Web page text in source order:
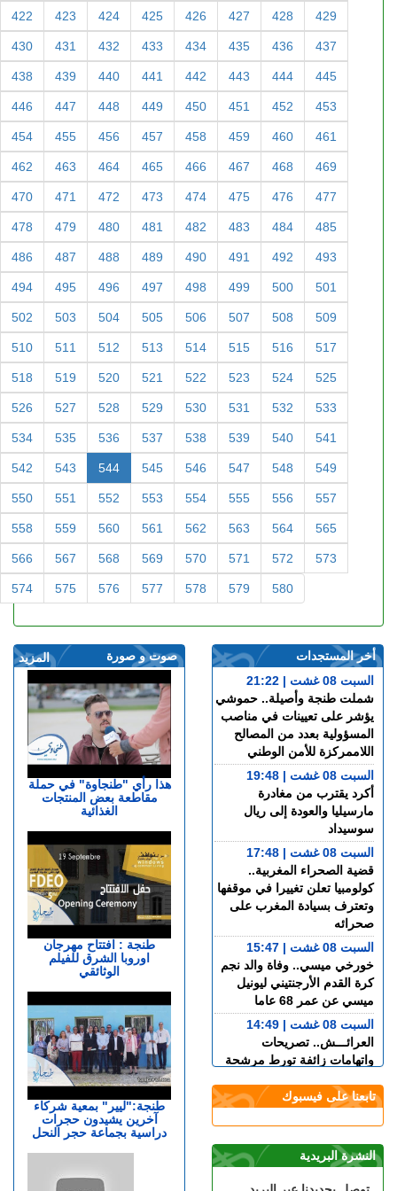
422 423 424 425 426 427 428 429
430 431 432 433 434 435 436 437
438 439 440 441 442 443 444 445
446 447 448 449 450 451 452 453
454 455 456 457 458 459 460 461
462 463 464 465 466 467 468 469
470 471 472 473 474 475 476 477
478 479 480 481 482 483 484 485
486 487 488 489 490 491 492 493
494 495 496 497 498 499 500 501
502 503 504 505 506 507 508 509
510 511 512 513 514 515 516 517
518 519 520 521 522 523 524 525
526 527 528 529 530 531 532 533
534 535 536 537 538 539 540 541
542 543 544 545 546 547 548 549
550 551 552 553 554 555 556 557
558 559 560 561 562 563 564 565
566 567 568 569 570 571 572 573
574 575 576 577 578 579 580
المزيد صوت و صورة
هذا رأي "طنجاوة" في حملة
مقاطعة بعض المنتجات
الغذائية
طنجة : افتتاح مهرجان
اوروبا الشرق للفيلم
الوثائقي
طنجة:"ليير" بمعية شركاء
آخرين يشيدون حجرات
دراسية بجماعة حجر النحل
أخر المستجدات
السبت 08 غشت | 21:22
شملت طنجة وأصيلة.. حموشي
يؤشر على تعيينات في مناصب
المسؤولية بعدد من المصالح
اللاممركزة للأمن الوطني
السبت 08 غشت | 19:48
أكرد يقترب من مغادرة
مارسيليا والعودة إلى ريال
سوسيداد
السبت 08 غشت | 17:48
قضية الصحراء المغربية..
كولومبيا تعلن تغييرا في موقفها
وتعترف بسيادة المغرب على
صحرائه
السبت 08 غشت | 15:47
خورخي ميسي.. وفاة والد نجم
كرة القدم الأرجنتيني ليونيل
ميسي عن عمر 68 عاما
السبت 08 غشت | 14:49
العرائـــش.. تصريحات
واتهامات زائفة تورط مرشحة
السبت 08 غشت | 12:40
أجرة ويصيب آخرين بجروح
تابعنا على فيسبوك
النشرة البريدية